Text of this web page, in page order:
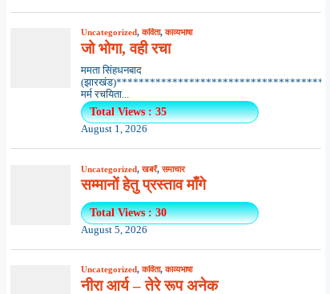
Uncategorized,कविता,काव्यभाषा
जो भोगा, वही रचा
ममता सिंहधनबाद
(झारखंड)***************************************
मर्म रचयिता...
Total Views : 35
August 1, 2026
Uncategorized,खबरें,समाचार
सम्मानों हेतु प्रस्ताव माँगे
Total Views : 30
August 5, 2026
Uncategorized,कविता,काव्यभाषा
नीरा आर्य – तेरे रूप अनेक